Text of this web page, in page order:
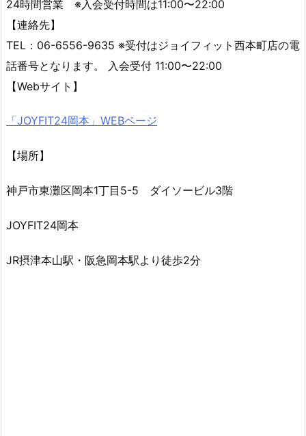
24時間営業 ※入会受付時間は11:00〜22:00
【連絡先】
TEL：06-6556-9635 ※受付はジョイフィット西本町店の電
話番号となります。 入会受付 11:00〜22:00
【Webサイト】
「JOYFIT24岡本」WEBページ
【場所】
神戸市東灘区岡本1丁目5-5 ダイソービル3階
JOYFIT24岡本
JR摂津本山駅・阪急岡本駅より徒歩2分